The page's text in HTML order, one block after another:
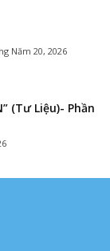
Năm 20, 2026
(Tư Liệu)- Phần